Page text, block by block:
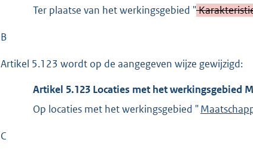
Ter plaatse van het werkingsgebied "
B
Artikel 5.123 wordt op de aangegeven wijze gewijzigd:
Artikel 5.123 Locaties met het werkingsgebied
Op locaties met het werkingsgebied "
C